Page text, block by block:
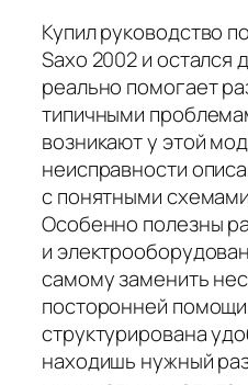
Купил руководство
Saxo 2002 и остался
реально помогает
типичными
возникают у этой
неисправности
с понятными
Особенно полезны
и
самому заменить
посторонней
структурирована
находишь нужный